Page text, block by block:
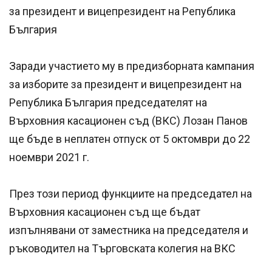
за президент и вицепрезидент на Република
България
Заради участието му в предизборната кампания
за изборите за президент и вицепрезидент на
Република България председателят на
Върховния касационен съд (ВКС) Лозан Панов
ще бъде в неплатен отпуск от 5 октомври до 22
ноември 2021 г.
През този период функциите на председател на
Върховния касационен съд ще бъдат
изпълнявани от заместника на председателя и
ръководител на Търговската колегия на ВКС